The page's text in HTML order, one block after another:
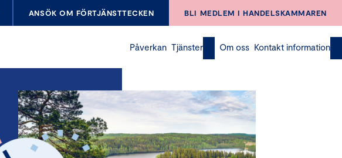
ANSÖK OM FÖRTJÄNSTTECKEN BLI MEDLEM I HANDELSKAMMAREN
Påverkan Tjänster Om oss Kontakt information